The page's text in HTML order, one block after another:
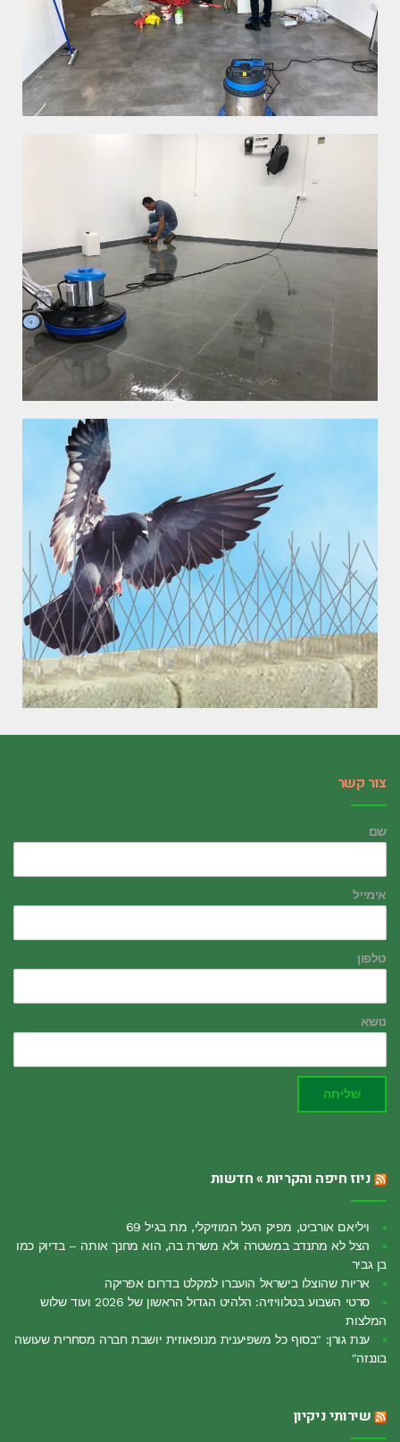
צור קשר
שם
אימייל
טלפון
נושא
שליחה
ניוז חיפה והקריות » חדשות
ויליאם אורביט, מפיק העל המוזיקלי, מת בגיל 69
הצל לא מתנדב במשטרה ולא משרת בה, הוא מחנך אותה – בדיוק כמו
בן גביר
אריות שהוצלו בישראל הועברו למקלט בדרום אפריקה
סרטי השבוע בטלוויזיה: הלהיט הגדול הראשון של 2026 ועוד שלוש
המלצות
ענת גורן: "בסוף כל משפיענית מנופאוזית יושבת חברה מסחרית שעושה
בוננזה"
שירותי ניקיון